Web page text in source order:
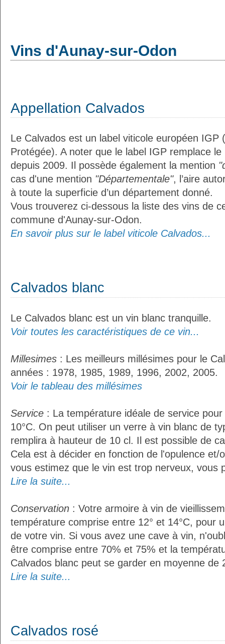
Vins d'Aunay-sur-Odon
Appellation Calvados
Le Calvados est un label viticole européen IGP
Protégée). A noter que le label IGP remplace
depuis 2009. Il possède également la mention
cas d'une mention "Départementale", l’aire
à toute la superficie d’un département donné.
Vous trouverez ci-dessous la liste des vins de
commune d'Aunay-sur-Odon.
En savoir plus sur le label viticole Calvados...
Calvados blanc
Le Calvados blanc est un vin blanc tranquille.
Voir toutes les caractéristiques de ce vin...
Millesimes : Les meilleurs millésimes pour le
années : 1978, 1985, 1989, 1996, 2002, 2005.
Voir le tableau des millésimes
Service : La température idéale de service
10°C. On peut utiliser un verre à vin blanc de
remplira à hauteur de 10 cl. Il est possible de
Cela est à décider en fonction de l'opulence et/
vous estimez que le vin est trop nerveux, vous
Lire la suite...
Conservation : Votre armoire à vin de
température comprise entre 12° et 14°C, pour
de votre vin. Si vous avez une cave à vin,
être comprise entre 70% et 75% et la
Calvados blanc peut se garder en moyenne de
Lire la suite...
Calvados rosé